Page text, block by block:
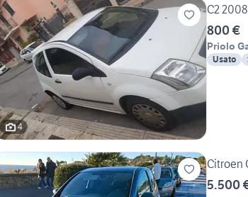
4
C2 2008
800 €
Priolo
Usato
Citroen
5.500